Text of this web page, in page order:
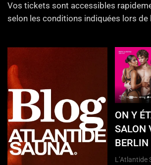
Vos tickets sont accessibles
selon les conditions indiquées lors de
ON Y
SALON
L’Atlantide